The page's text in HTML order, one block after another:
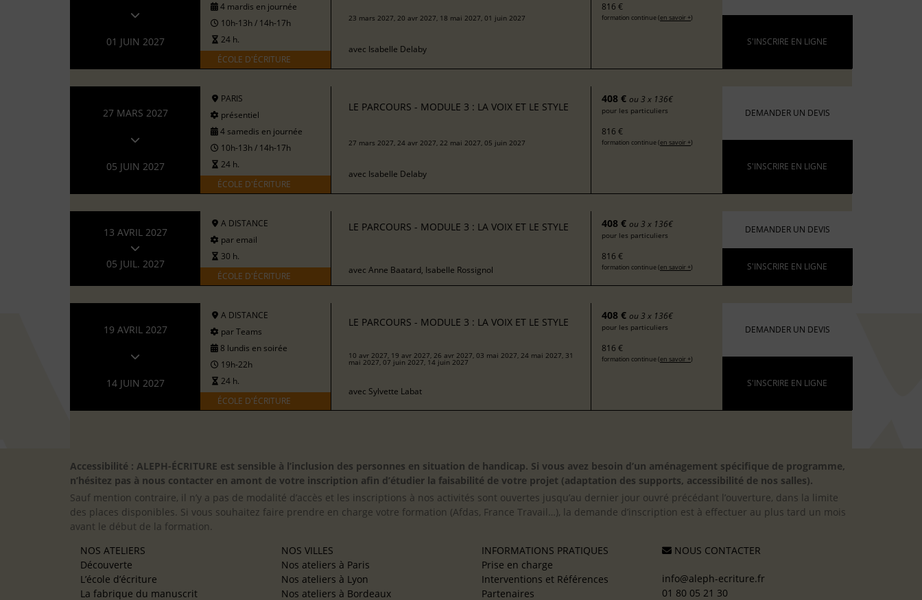
01 JUIN 2027
4 mardis en journée
10h-13h / 14h-17h
24 h.
ÉCOLE D'ÉCRITURE
23 mars 2027, 20 avr 2027, 18 mai 2027, 01 juin 2027
avec Isabelle Delaby
816 €
formation continue (en savoir +)
S'INSCRIRE EN LIGNE
27 MARS 2027
05 JUIN 2027
PARIS
présentiel
4 samedis en journée
10h-13h / 14h-17h
24 h.
ÉCOLE D'ÉCRITURE
LE PARCOURS - MODULE 3 : LA VOIX ET LE STYLE
27 mars 2027, 24 avr 2027, 22 mai 2027, 05 juin 2027
avec Isabelle Delaby
408 € ou 3 x 136€
pour les particuliers
816 €
formation continue (en savoir +)
DEMANDER UN DEVIS
S'INSCRIRE EN LIGNE
13 AVRIL 2027
05 JUIL. 2027
A DISTANCE
par email
30 h.
ÉCOLE D'ÉCRITURE
LE PARCOURS - MODULE 3 : LA VOIX ET LE STYLE
avec Anne Baatard, Isabelle Rossignol
408 € ou 3 x 136€
pour les particuliers
816 €
formation continue (en savoir +)
DEMANDER UN DEVIS
S'INSCRIRE EN LIGNE
19 AVRIL 2027
14 JUIN 2027
A DISTANCE
par Teams
8 lundis en soirée
19h-22h
24 h.
ÉCOLE D'ÉCRITURE
LE PARCOURS - MODULE 3 : LA VOIX ET LE STYLE
10 avr 2027, 19 avr 2027, 26 avr 2027, 03 mai 2027, 24 mai 2027, 31
mai 2027, 07 juin 2027, 14 juin 2027
avec Sylvette Labat
408 € ou 3 x 136€
pour les particuliers
816 €
formation continue (en savoir +)
DEMANDER UN DEVIS
S'INSCRIRE EN LIGNE
Accessibilité : ALEPH-ÉCRITURE est sensible à l’inclusion des personnes en situation de handicap. Si vous avez besoin d’un aménagement spécifique de programme,
n’hésitez pas à nous contacter en amont de votre inscription afin d’étudier la faisabilité de votre projet (adaptation des supports, accessibilité de nos salles).
Sauf mention contraire, il n’y a pas de modalité d’accès et les inscriptions à nos activités sont ouvertes jusqu’au dernier jour ouvré précédant l’ouverture, dans la limite
des places disponibles. Si vous souhaitez faire prendre en charge votre formation (Afdas, France Travail…), la demande d’inscription est à effectuer au plus tard un mois
avant le début de la formation.
NOS ATELIERS
Découverte
L’école d’écriture
La fabrique du manuscrit
NOS VILLES
Nos ateliers à Paris
Nos ateliers à Lyon
Nos ateliers à Bordeaux
INFORMATIONS PRATIQUES
Prise en charge
Interventions et Références
Partenaires
NOUS CONTACTER
info@aleph-ecriture.fr
01 80 05 21 30